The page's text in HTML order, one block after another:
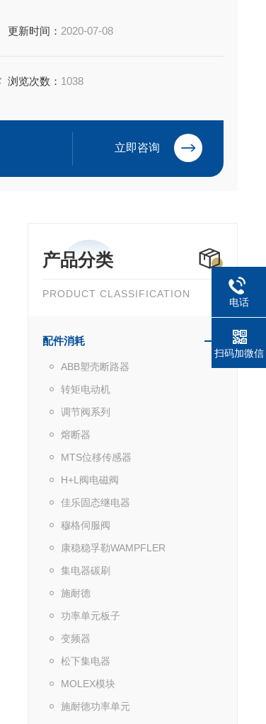
更新时间： 2020-07-08
浏览次数： 1038
立即咨询
产品分类
PRODUCT CLASSIFICATION
配件消耗
ABB塑壳断路器
转矩电动机
调节阀系列
熔断器
MTS位移传感器
H+L阀电磁阀
佳乐固态继电器
穆格伺服阀
康稳稳孚勒WAMPFLER
集电器碳刷
施耐德
功率单元板子
变频器
松下集电器
MOLEX模块
施耐德功率单元
电话
扫码加微信